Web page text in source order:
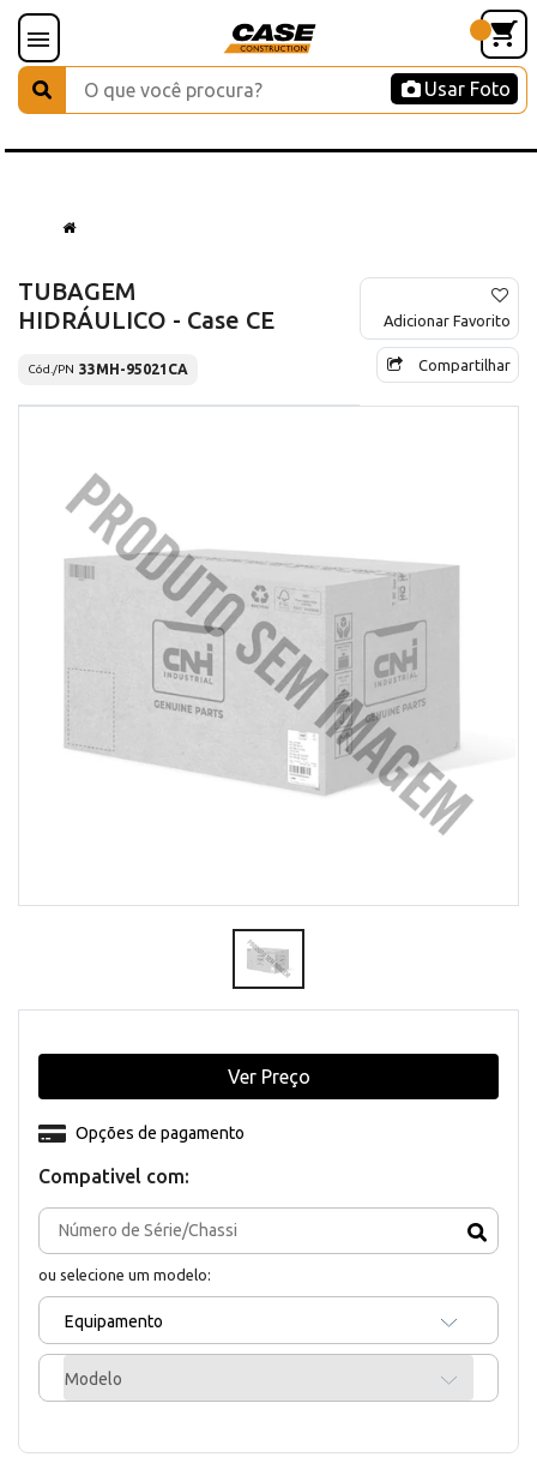
Usar Foto
TUBAGEM
HIDRÁULICO - Case CE
Cód./PN 33MH-95021CA
Adicionar Favorito
Compartilhar
Compativel com:
ou selecione um modelo:
Equipamento
Modelo
Opções de pagamento
Ver Preço